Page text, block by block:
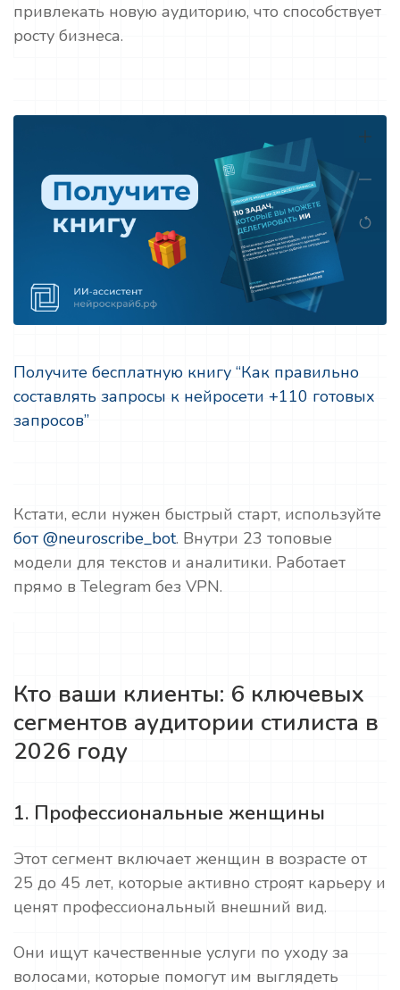
привлекать новую аудиторию, что способствует
росту бизнеса.
Получите бесплатную книгу “Как правильно
составлять запросы к нейросети +110 готовых
запросов”
Кстати, если нужен быстрый старт, используйте
бот @neuroscribe_bot. Внутри 23 топовые
модели для текстов и аналитики. Работает
прямо в Telegram без VPN.
Кто ваши клиенты: 6 ключевых
сегментов аудитории стилиста в
2026 году
1. Профессиональные женщины
Этот сегмент включает женщин в возрасте от
25 до 45 лет, которые активно строят карьеру и
ценят профессиональный внешний вид.
Они ищут качественные услуги по уходу за
волосами, которые помогут им выглядеть